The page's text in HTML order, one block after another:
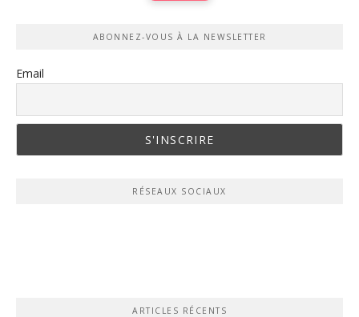
ABONNEZ-VOUS À LA NEWSLETTER
Email
RÉSEAUX SOCIAUX
ARTICLES RÉCENTS